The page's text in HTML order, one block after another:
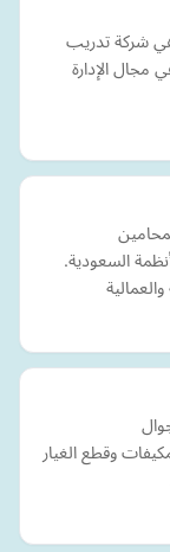
شركة تدريب
مجال الإدارة
السعودية.
وقطع الغيار